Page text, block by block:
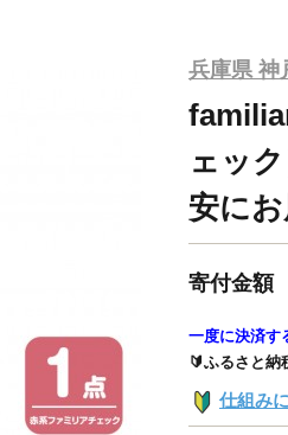
兵庫県 神
ェッ
安に
寄付金額
一度に決済す
🔰ふるさと納
仕組み